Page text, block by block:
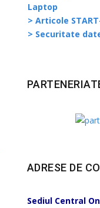
Laptop
> Articole
> Securitate
ADRESE DE
Sediul Central